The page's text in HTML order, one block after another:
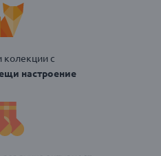
колекции с
настроение